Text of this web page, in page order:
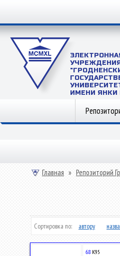
ИМЕНИ ЯНКИ
Главная » Репозиторий
Сортировка по: автору
68 К95